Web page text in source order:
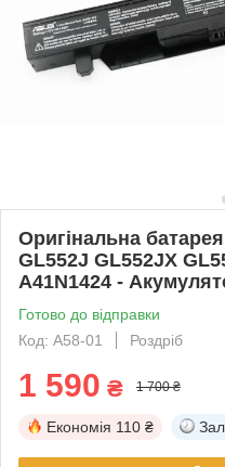
Оригінальна
GL552J GL552JX
A41N1424 -
Готово до відправки
Код: A58-01
Роздріб
1 590 ₴ 1 700 ₴
Економія 110 ₴